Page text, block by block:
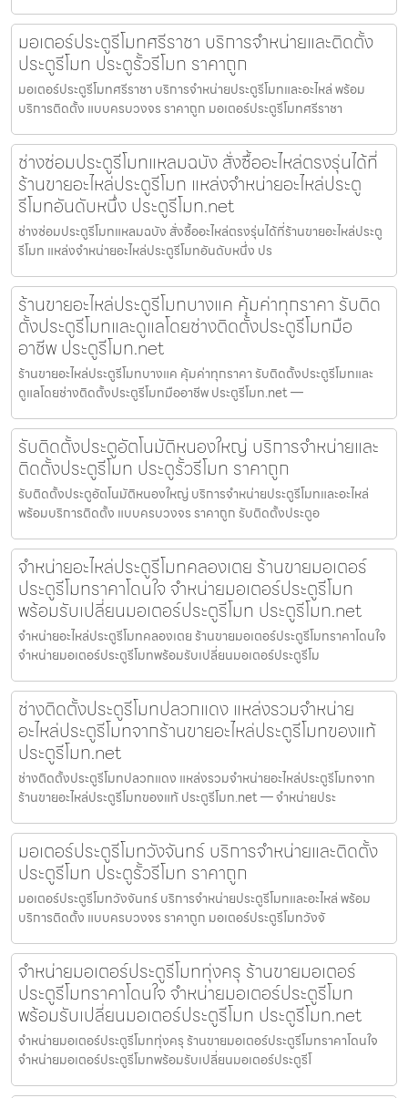
มอเตอร์ประตูรีโมทศรีราชา บริการจำหน่ายและติดตั้ง
ประตูรีโมท ประตูรั้วรีโมท ราคาถูก
มอเตอร์ประตูรีโมทศรีราชา บริการจำหน่ายประตูรีโมทและอะไหล่ พร้อม
บริการติดตั้ง แบบครบวงจร ราคาถูก มอเตอร์ประตูรีโมทศรีราชา
ช่างซ่อมประตูรีโมทแหลมฉบัง สั่งซื้ออะไหล่ตรงรุ่นได้ที่
ร้านขายอะไหล่ประตูรีโมท แหล่งจำหน่ายอะไหล่ประตู
รีโมทอันดับหนึ่ง ประตูรีโมท.net
ช่างซ่อมประตูรีโมทแหลมฉบัง สั่งซื้ออะไหล่ตรงรุ่นได้ที่ร้านขายอะไหล่ประตู
รีโมท แหล่งจำหน่ายอะไหล่ประตูรีโมทอันดับหนึ่ง ปร
ร้านขายอะไหล่ประตูรีโมทบางแค คุ้มค่าทุกราคา รับติด
ตั้งประตูรีโมทและดูแลโดยช่างติดตั้งประตูรีโมทมือ
อาชีพ ประตูรีโมท.net
ร้านขายอะไหล่ประตูรีโมทบางแค คุ้มค่าทุกราคา รับติดตั้งประตูรีโมทและ
ดูแลโดยช่างติดตั้งประตูรีโมทมืออาชีพ ประตูรีโมท.net —
รับติดตั้งประตูอัตโนมัติหนองใหญ่ บริการจำหน่ายและ
ติดตั้งประตูรีโมท ประตูรั้วรีโมท ราคาถูก
รับติดตั้งประตูอัตโนมัติหนองใหญ่ บริการจำหน่ายประตูรีโมทและอะไหล่
พร้อมบริการติดตั้ง แบบครบวงจร ราคาถูก รับติดตั้งประตูอ
จำหน่ายอะไหล่ประตูรีโมทคลองเตย ร้านขายมอเตอร์
ประตูรีโมทราคาโดนใจ จำหน่ายมอเตอร์ประตูรีโมท
พร้อมรับเปลี่ยนมอเตอร์ประตูรีโมท ประตูรีโมท.net
จำหน่ายอะไหล่ประตูรีโมทคลองเตย ร้านขายมอเตอร์ประตูรีโมทราคาโดนใจ
จำหน่ายมอเตอร์ประตูรีโมทพร้อมรับเปลี่ยนมอเตอร์ประตูรีโม
ช่างติดตั้งประตูรีโมทปลวกแดง แหล่งรวมจำหน่าย
อะไหล่ประตูรีโมทจากร้านขายอะไหล่ประตูรีโมทของแท้
ประตูรีโมท.net
ช่างติดตั้งประตูรีโมทปลวกแดง แหล่งรวมจำหน่ายอะไหล่ประตูรีโมทจาก
ร้านขายอะไหล่ประตูรีโมทของแท้ ประตูรีโมท.net — จำหน่ายประ
มอเตอร์ประตูรีโมทวังจันทร์ บริการจำหน่ายและติดตั้ง
ประตูรีโมท ประตูรั้วรีโมท ราคาถูก
มอเตอร์ประตูรีโมทวังจันทร์ บริการจำหน่ายประตูรีโมทและอะไหล่ พร้อม
บริการติดตั้ง แบบครบวงจร ราคาถูก มอเตอร์ประตูรีโมทวังจั
จำหน่ายมอเตอร์ประตูรีโมททุ่งครุ ร้านขายมอเตอร์
ประตูรีโมทราคาโดนใจ จำหน่ายมอเตอร์ประตูรีโมท
พร้อมรับเปลี่ยนมอเตอร์ประตูรีโมท ประตูรีโมท.net
จำหน่ายมอเตอร์ประตูรีโมททุ่งครุ ร้านขายมอเตอร์ประตูรีโมทราคาโดนใจ
จำหน่ายมอเตอร์ประตูรีโมทพร้อมรับเปลี่ยนมอเตอร์ประตูรีโ